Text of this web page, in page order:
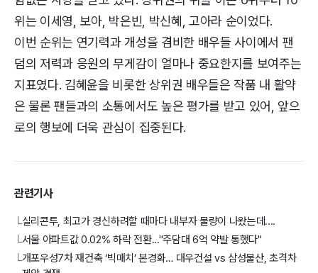
위는 이세영, 보아, 박은빈, 박신혜, 고아라 순이었다.
이번 순위는 연기력과 개성을 겸비한 배우들 사이에서 팬
덤의 저력과 응원의 무게감이 얼마나 중요한지를 보여주는
지표였다. 김혜윤을 비롯한 상위권 배우들은 작품 내 활약
은 물론 팬들과의 소통에서도 높은 평가를 받고 있어, 앞으
로의 행보에 더욱 관심이 집중된다.
관련기사
└실리콘투, 최고가 경신하려할 때마다 내부자 물량이 나왔는데....
└서울 아파트값 0.02% 하락 전환..."주담대 6억 약발 통했다"
└개포우성7차 재건축 ‘빅매치’ 본경화… 대우건설 vs 삼성물산, 초격차